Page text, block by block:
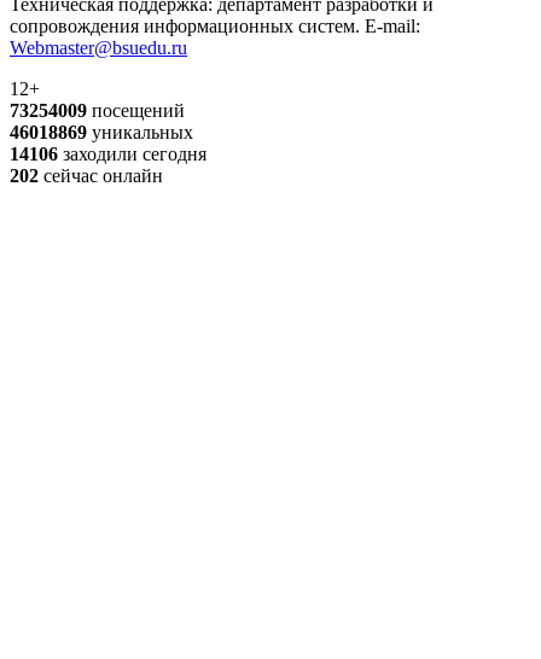
сопровождения информационных систем. E-mail:
Webmaster@bsuedu.ru
12+
73254009 посещений
46018869 уникальных
14106 заходили сегодня
202 сейчас онлайн